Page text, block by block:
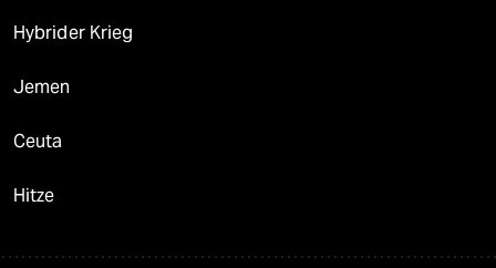
Hybrider Krieg
Jemen
Ceuta
Hitze